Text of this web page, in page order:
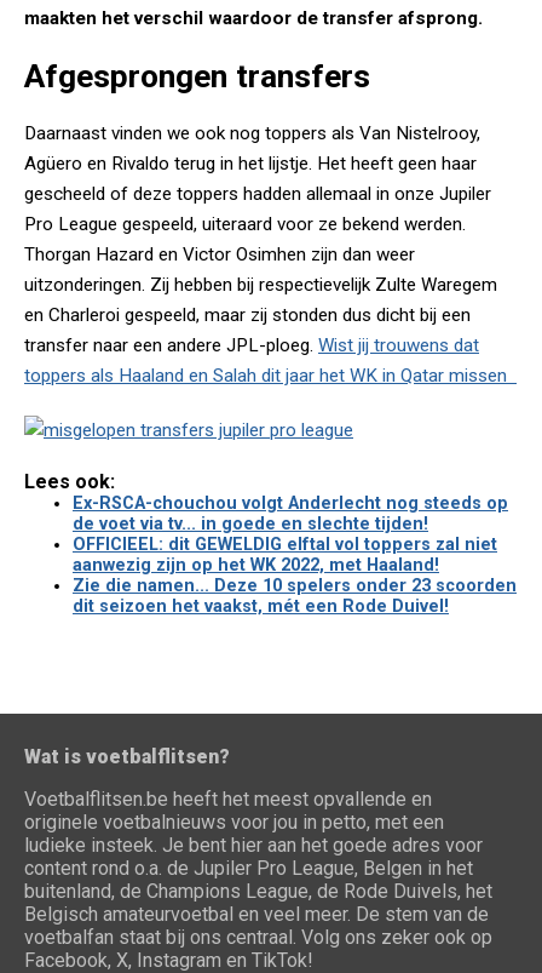
maakten het verschil waardoor de transfer afsprong.
Afgesprongen transfers
Daarnaast vinden we ook nog toppers als Van Nistelrooy,
Agüero en Rivaldo terug in het lijstje. Het heeft geen haar
gescheeld of deze toppers hadden allemaal in onze Jupiler
Pro League gespeeld, uiteraard voor ze bekend werden.
Thorgan Hazard en Victor Osimhen zijn dan weer
uitzonderingen. Zij hebben bij respectievelijk Zulte Waregem
en Charleroi gespeeld, maar zij stonden dus dicht bij een
transfer naar een andere JPL-ploeg. Wist jij trouwens dat
toppers als Haaland en Salah dit jaar het WK in Qatar missen
Lees ook:
Ex-RSCA-chouchou volgt Anderlecht nog steeds op
de voet via tv... in goede en slechte tijden!
OFFICIEEL: dit GEWELDIG elftal vol toppers zal niet
aanwezig zijn op het WK 2022, met Haaland!
Zie die namen... Deze 10 spelers onder 23 scoorden
dit seizoen het vaakst, mét een Rode Duivel!
Wat is voetbalflitsen?
Voetbalflitsen.be heeft het meest opvallende en
originele voetbalnieuws voor jou in petto, met een
ludieke insteek. Je bent hier aan het goede adres voor
content rond o.a. de Jupiler Pro League, Belgen in het
buitenland, de Champions League, de Rode Duivels, het
Belgisch amateurvoetbal en veel meer. De stem van de
voetbalfan staat bij ons centraal. Volg ons zeker ook op
Facebook, X, Instagram en TikTok!